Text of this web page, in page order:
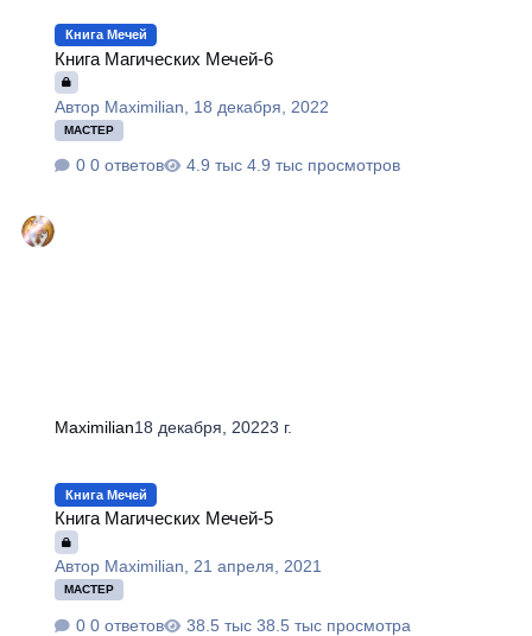
Книга Мечей
Книга Магических Мечей-6
Автор Maximilian 18 декабря, 2022
МАСТЕР
0 ответов 4.9 тыс просмотров
Maximilian18 декабря, 20223 г.
Книга Мечей
Книга Магических Мечей-5
Автор Maximilian,21 апреля, 2021
МАСТЕР
0 ответов 38.5 тыс просмотра